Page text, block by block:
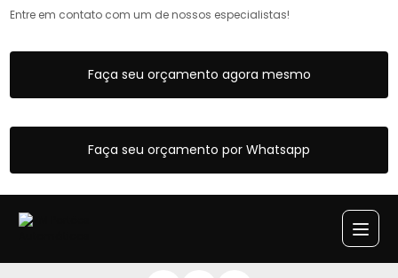
Entre em contato com um de nossos especialistas!
Faça seu orçamento agora mesmo
Faça seu orçamento por Whatsapp